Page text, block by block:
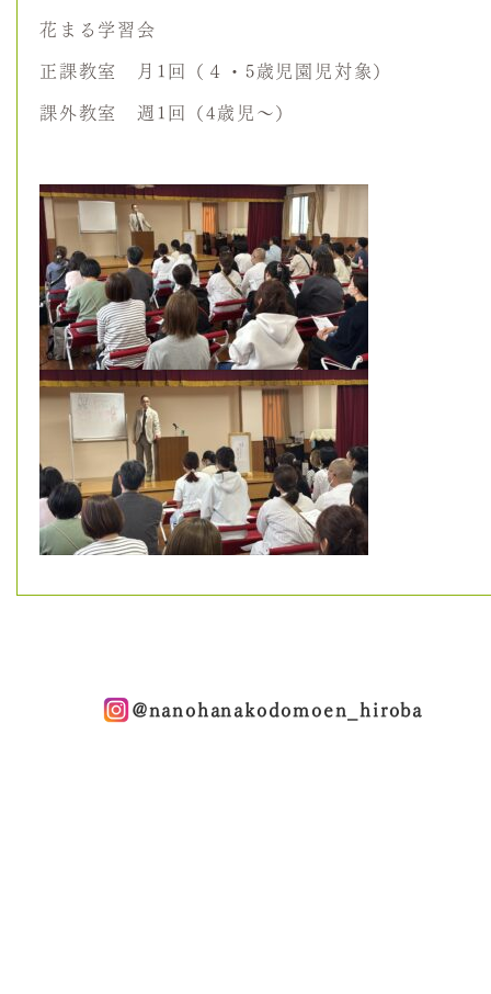
花まる学習会
正課教室 月1回（４・5歳児園児対象）
課外教室 週1回（4歳児～）
@nanohanakodomoen_hiroba